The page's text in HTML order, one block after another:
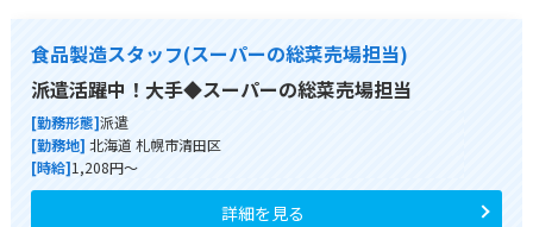
食品製造スタッフ(スーパーの総菜売場担当)
派遣活躍中！大手◆スーパーの総菜売場担当
[勤務形態]派遣
[勤務地] 北海道 札幌市清田区
[時給]1,208円～
詳細を見る